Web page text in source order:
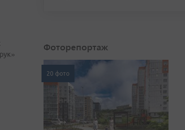
Фоторепортаж
20 фото